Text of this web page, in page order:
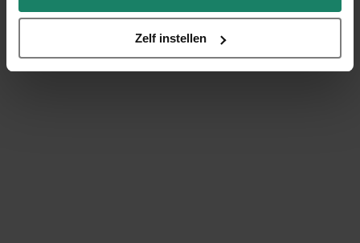
Zelf instellen